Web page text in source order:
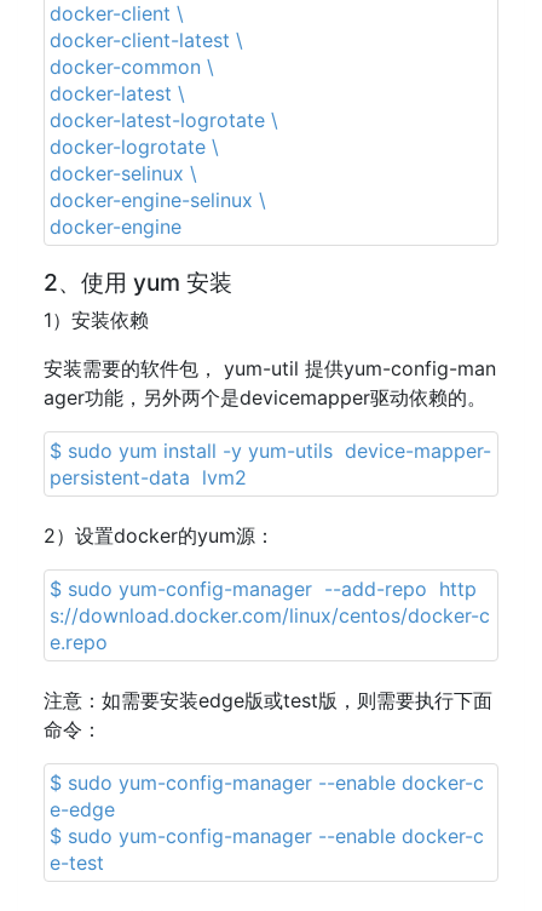
docker-client \
docker-client-latest \
docker-common \
docker-latest \
docker-latest-logrotate \
docker-logrotate \
docker-selinux \
docker-engine-selinux \
docker-engine
2、使用 yum 安装
1）安装依赖
安装需要的软件包， yum-util 提供yum-config-man
ager功能，另外两个是devicemapper驱动依赖的。
$ sudo yum install -y yum-utils device-mapper-
persistent-data lvm2
2）设置docker的yum源：
$ sudo yum-config-manager --add-repo http
s://download.docker.com/linux/centos/docker-c
e.repo
注意：如需要安装edge版或test版，则需要执行下面
命令：
$ sudo yum-config-manager --enable docker-c
e-edge
$ sudo yum-config-manager --enable docker-c
e-test